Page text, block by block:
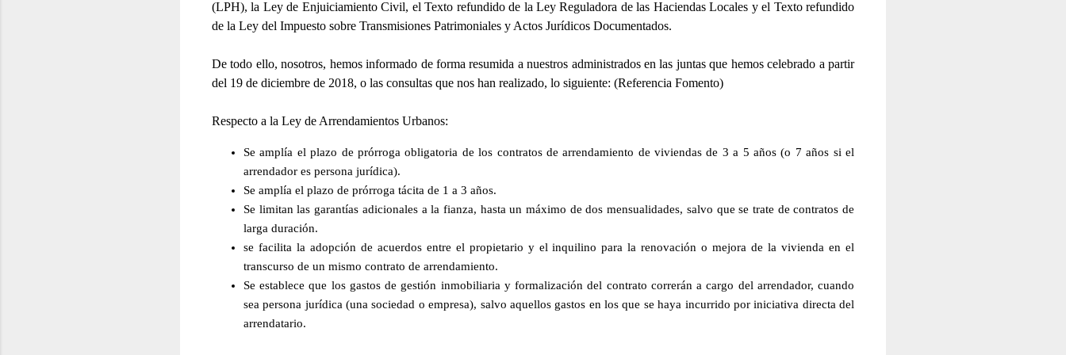
(LPH), la Ley de Enjuiciamiento Civil, el Texto refundido de la Ley Reguladora de las Haciendas Locales y el Texto refundido
de la Ley del Impuesto sobre Transmisiones Patrimoniales y Actos Jurídicos Documentados.
De todo ello, nosotros, hemos informado de forma resumida a nuestros administrados en las juntas que hemos celebrado a partir
del 19 de diciembre de 2018, o las consultas que nos han realizado, lo siguiente: (Referencia Fomento)
Respecto a la Ley de Arrendamientos Urbanos:
Se amplía el plazo de prórroga obligatoria de los contratos de arrendamiento de viviendas de 3 a 5 años (o 7 años si el
arrendador es persona jurídica).
Se amplía el plazo de prórroga tácita de 1 a 3 años.
Se limitan las garantías adicionales a la fianza, hasta un máximo de dos mensualidades, salvo que se trate de contratos de
larga duración.
se facilita la adopción de acuerdos entre el propietario y el inquilino para la renovación o mejora de la vivienda en el
transcurso de un mismo contrato de arrendamiento.
Se establece que los gastos de gestión inmobiliaria y formalización del contrato correrán a cargo del arrendador, cuando
sea persona jurídica (una sociedad o empresa), salvo aquellos gastos en los que se haya incurrido por iniciativa directa del
arrendatario.